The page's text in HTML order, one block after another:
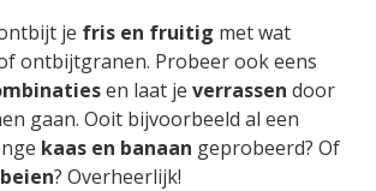
je fris en fruitig met wat
ontbijtgranen. Probeer ook eens
en laat je verrassen door
gaan. Ooit bijvoorbeeld al een
kaas en banaan geprobeerd? Of
? Overheerlijk!